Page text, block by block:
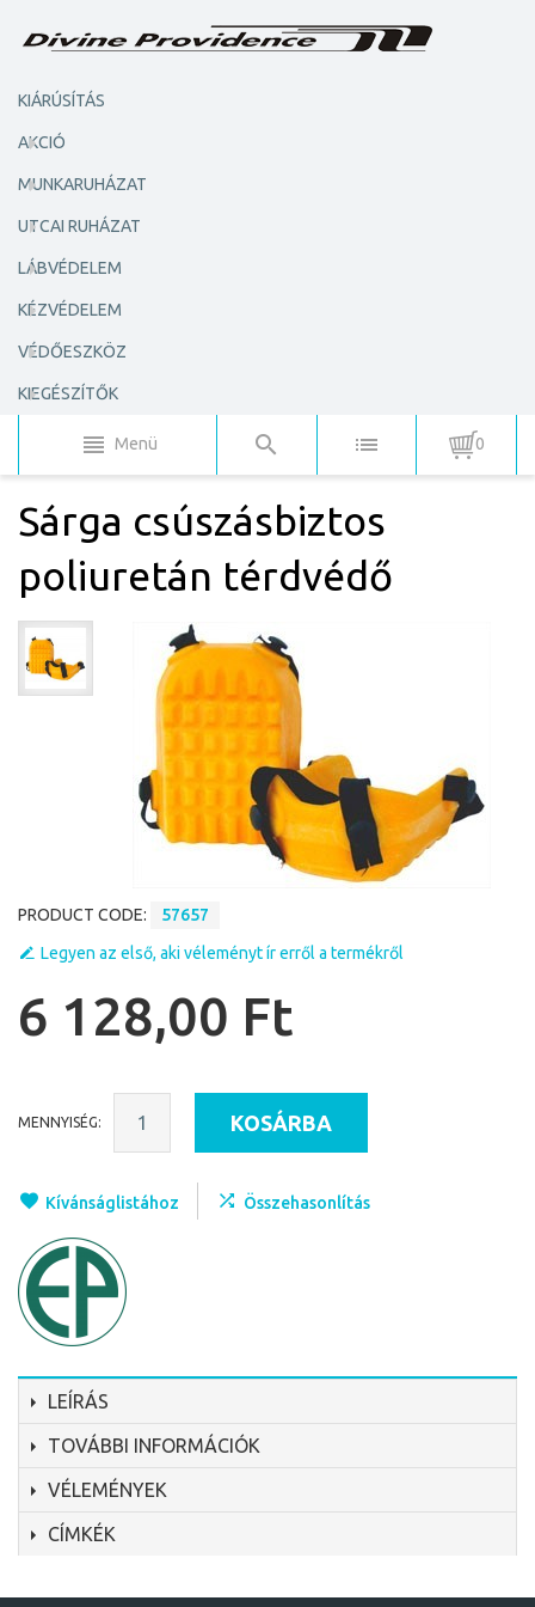
KIÁRÚSÍTÁS
AKCIÓ
MUNKARUHÁZAT
UTCAI RUHÁZAT
LÁBVÉDELEM
KÉZVÉDELEM
VÉDŐESZKÖZ
KIEGÉSZÍTŐK
Menü 0
Sárga csúszásbiztos
poliuretán térdvédő
PRODUCT CODE:
57657
Legyen az első, aki véleményt ír erről a termékről
6 128,00 Ft
MENNYISÉG: KOSÁRBA
Kívánságlistához Összehasonlítás
LEÍRÁS
TOVÁBBI INFORMÁCIÓK
VÉLEMÉNYEK
CÍMKÉK